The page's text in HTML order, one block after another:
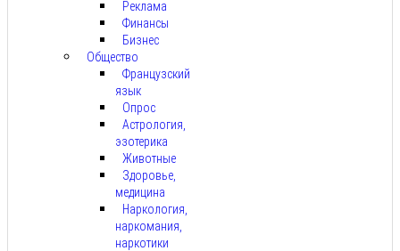
Реклама
Финансы
Бизнес
Общество
Французский
язык
Опрос
Астрология,
эзотерика
Животные
Здоровье,
медицина
Наркология,
наркомания,
наркотики